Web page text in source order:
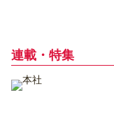
連載・特集